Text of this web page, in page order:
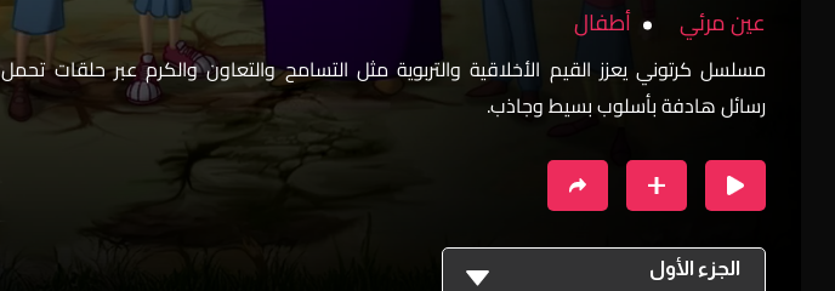
عين مرئي أطفال
مسلسل كرتوني يعزز القيم الأخلاقية والتربوية مثل التسامح والتعاون والكرم عبر حلقات تحمل
رسائل هادفة بأسلوب بسيط وجاذب.
الجزء الأول